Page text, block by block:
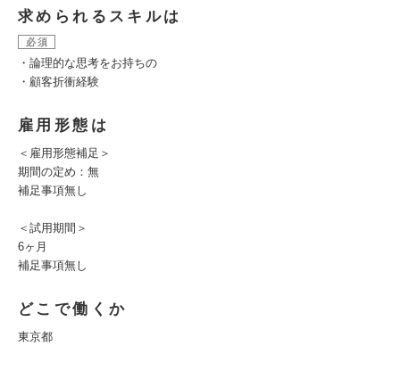
求められるスキルは
必須
・論理的な思考をお持ちの
・顧客折衝経験
雇用形態は
＜雇用形態補足＞
期間の定め：無
補足事項無し
＜試用期間＞
6ヶ月
補足事項無し
どこで働くか
東京都